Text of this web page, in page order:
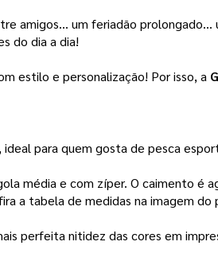
amigos… um feriadão prolongado…
do dia a dia!
estilo e personalização! Por isso, a
para quem gosta de pesca
média e com zíper. O caimento
a tabela de medidas na imagem do
perfeita nitidez das cores em